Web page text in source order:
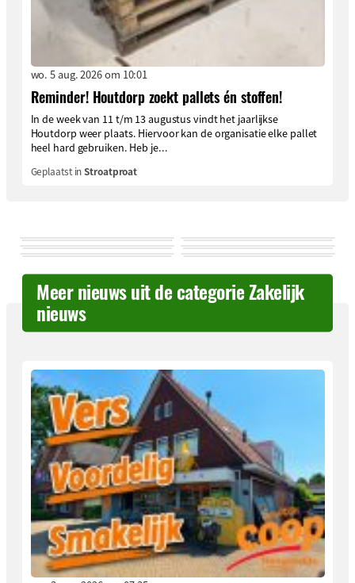
wo. 5 aug. 2026 om 10:01
Reminder! Houtdorp zoekt pallets én stoffen!
In de week van 11 t/m 13 augustus vindt het jaarlijkse
Houtdorp weer plaats. Hiervoor kan de organisatie elke pallet
heel hard gebruiken. Heb je...
Geplaatst inStroatproat
Meer nieuws uit de categorie Zakelijk
nieuws